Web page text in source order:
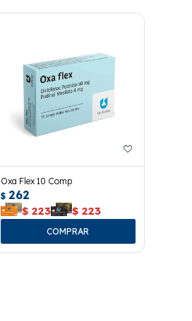
Oxa Flex 10 Comp
$ 262
$ 223 $ 223